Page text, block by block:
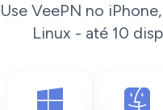
Use VeePN no
Linux - até 10